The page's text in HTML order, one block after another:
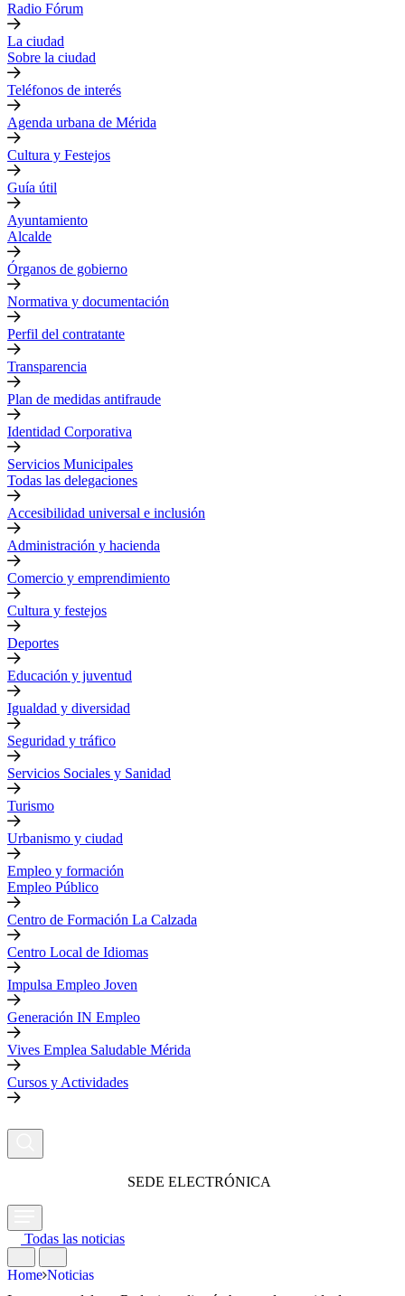
Radio Fórum
La ciudad
Sobre la ciudad
Teléfonos de interés
Agenda urbana de Mérida
Cultura y Festejos
Guía útil
Ayuntamiento
Alcalde
Órganos de gobierno
Normativa y documentación
Perfil del contratante
Transparencia
Plan de medidas antifraude
Identidad Corporativa
Servicios Municipales
Todas las delegaciones
Accesibilidad universal e inclusión
Administración y hacienda
Comercio y emprendimiento
Cultura y festejos
Deportes
Educación y juventud
Igualdad y diversidad
Seguridad y tráfico
Servicios Sociales y Sanidad
Turismo
Urbanismo y ciudad
Empleo y formación
Empleo Público
Centro de Formación La Calzada
Centro Local de Idiomas
Impulsa Empleo Joven
Generación IN Empleo
Vives Emplea Saludable Mérida
Cursos y Actividades
SEDE ELECTRÓNICA
Todas las noticias
Home Noticias